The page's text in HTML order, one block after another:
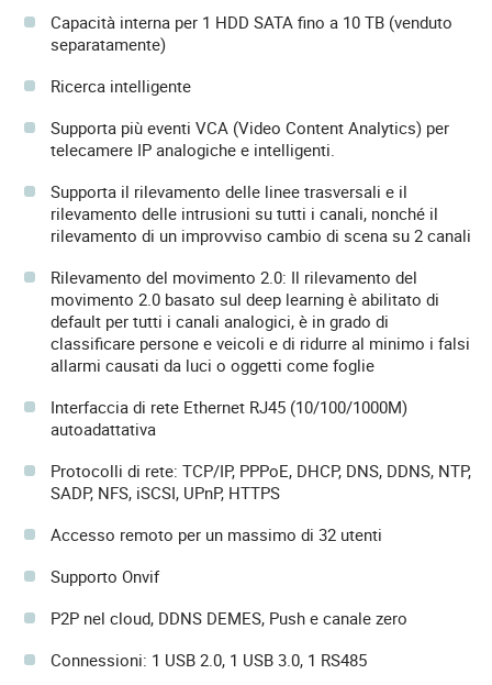
Capacità interna per 1 HDD SATA fino a 10 TB (venduto
separatamente)
Ricerca intelligente
Supporta più eventi VCA (Video Content Analytics) per
telecamere IP analogiche e intelligenti.
Supporta il rilevamento delle linee trasversali e il
rilevamento delle intrusioni su tutti i canali, nonché il
rilevamento di un improvviso cambio di scena su 2 canali
Rilevamento del movimento 2.0: Il rilevamento del
movimento 2.0 basato sul deep learning è abilitato di
default per tutti i canali analogici, è in grado di
classificare persone e veicoli e di ridurre al minimo i falsi
allarmi causati da luci o oggetti come foglie
Interfaccia di rete Ethernet RJ45 (10/100/1000M)
autoadattativa
Protocolli di rete: TCP/IP, PPPoE, DHCP, DNS, DDNS, NTP,
SADP, NFS, iSCSI, UPnP, HTTPS
Accesso remoto per un massimo di 32 utenti
Supporto Onvif
P2P nel cloud, DDNS DEMES, Push e canale zero
Connessioni: 1 USB 2.0, 1 USB 3.0, 1 RS485